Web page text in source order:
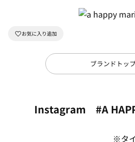
ブランドトッ
Instagram #A
※タ